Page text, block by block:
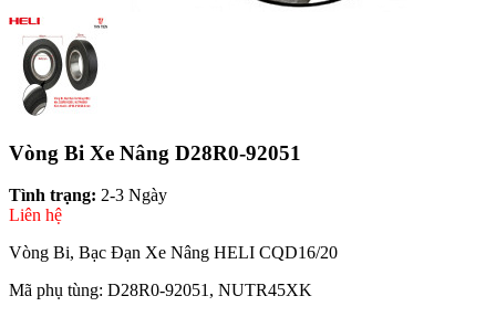
Vòng Bi Xe Nâng D28R0-92051
Tình trạng: 2-3 Ngày
Liên hệ
Vòng Bi, Bạc Đạn Xe Nâng HELI CQD16/20
Mã phụ tùng: D28R0-92051, NUTR45XK